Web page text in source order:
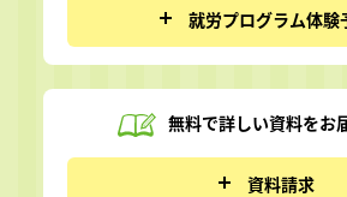
就労プログラム体験
無料で詳しい資料をお
資料請求